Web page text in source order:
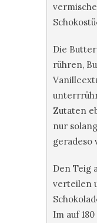
Die
rühren,
Zutaten
nur
geradeso
Den Teig
verteilen
Im auf